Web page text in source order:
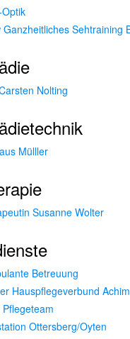
Ganzheitliches Sehtraining
Nolting
Mülller
Susanne Wolter
Betreuung
Hauspflegeverbund Achim
Ottersberg/Oyten